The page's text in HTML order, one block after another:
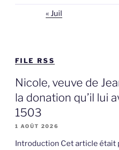
« Juil
FILE RSS
Nicole, veuve de
la donation qu’il lui
1503
1 AOÛT 2026
Introduction Cet article était